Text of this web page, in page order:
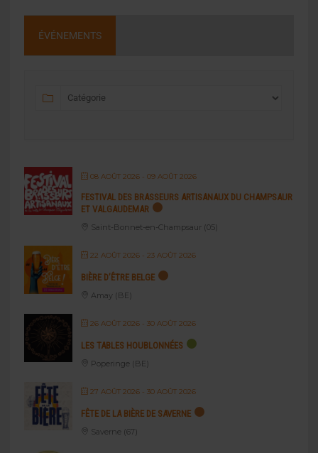
ÉVÉNEMENTS
08 AOÛT 2026- 09 AOÛT 2026
FESTIVAL DES BRASSEURS ARTISANAUX DU CHAMPSAUR
ET VALGAUDEMAR
Saint-Bonnet-en-Champsaur (05)
22 AOÛT 2026- 23 AOÛT 2026
BIÈRE D’ÊTRE BELGE
Amay (BE)
26 AOÛT 2026- 30 AOÛT 2026
LES TABLES HOUBLONNÉES
Poperinge (BE)
27 AOÛT 2026- 30 AOÛT 2026
FÊTE DE LA BIÈRE DE SAVERNE
Saverne (67)